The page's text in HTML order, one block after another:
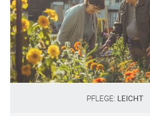
PFLEGE: LEICHT